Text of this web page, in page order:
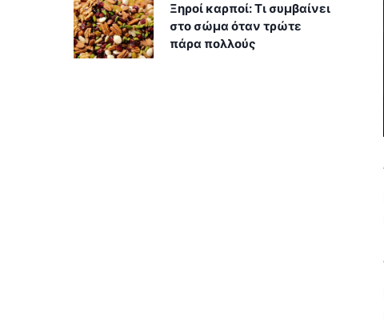
Ξηροί καρποί: Τι συμβαίνει
στο σώμα όταν τρώτε
πάρα πολλούς